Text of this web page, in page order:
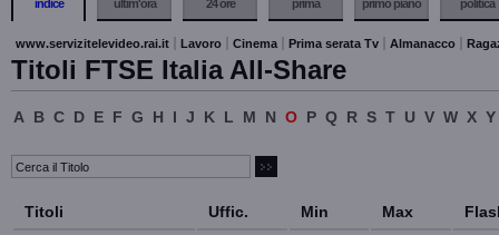
indice ultim'ora 24 ore prima primo piano politica
www.servizitelevideo.rai.it Lavoro Cinema Prima serata Tv Almanacco
Titoli FTSE Italia All-Share
A B C D E F G H I J K L M N O P Q R S T U V W X Y
Titoli Uffic. Min Max